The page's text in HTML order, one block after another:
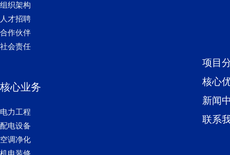
组织架构
人才招聘
合作伙伴
社会责任
核心业务
电力工程
配电设备
空调净化
机电装修
项目
核心
新闻
联系